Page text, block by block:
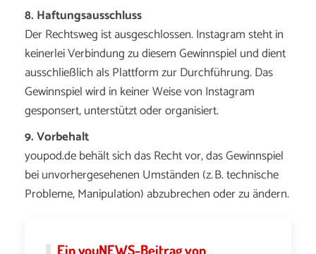
8. Haftungsausschluss
Der Rechtsweg ist ausgeschlossen. Instagram steht in
keinerlei Verbindung zu diesem Gewinnspiel und dient
ausschließlich als Plattform zur Durchführung. Das
Gewinnspiel wird in keiner Weise von Instagram
gesponsert, unterstützt oder organisiert.
9. Vorbehalt
youpod.de behält sich das Recht vor, das Gewinnspiel
bei unvorhergesehenen Umständen (z. B. technische
Probleme, Manipulation) abzubrechen oder zu ändern.
EinyouNEWS-Beitrag von